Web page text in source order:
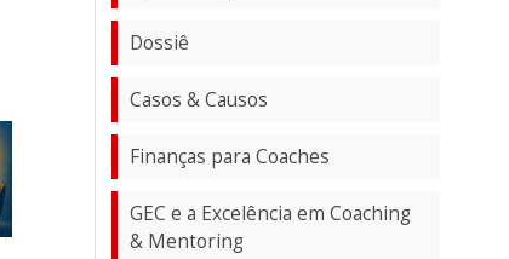
Dossiê
Casos & Causos
Finanças para Coaches
GEC e a Excelência em Coaching
& Mentoring